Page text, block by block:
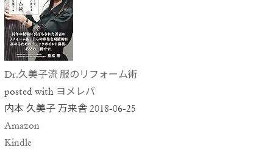
Dr.久美子流 服のリフォーム術
posted with ヨメレバ
内本 久美子 万来舎 2018-06-25
Amazon
Kindle